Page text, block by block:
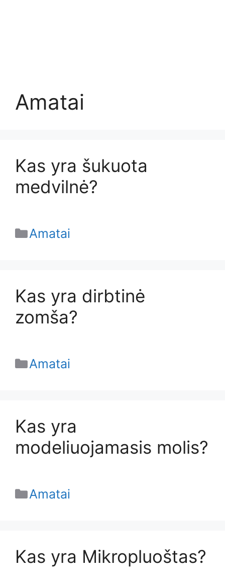
Amatai
Kas yra šukuota
medvilnė?
Categories
Amatai
Kas yra dirbtinė
zomša?
Categories
Amatai
Kas yra
modeliuojamasis molis?
Categories
Amatai
Kas yra Mikropluoštas?